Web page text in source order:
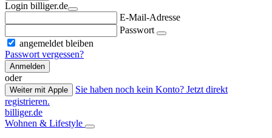
Login billiger.de
E-Mail-Adresse
Passwort
angemeldet bleiben
Passwort vergessen?
Anmelden
oder
Weiter mit Apple
Sie haben noch kein Konto? Jetzt direkt
registrieren.
billiger.de
Wohnen & Lifestyle